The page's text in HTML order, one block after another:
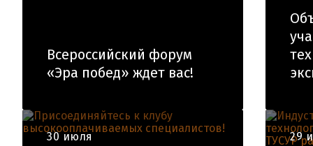
Всероссийский форум
«Эра побед» ждет вас!
30 июля 29